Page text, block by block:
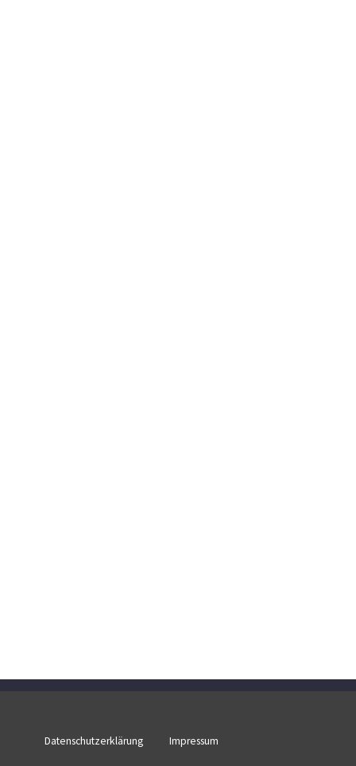
Datenschutzerklärung Impressum